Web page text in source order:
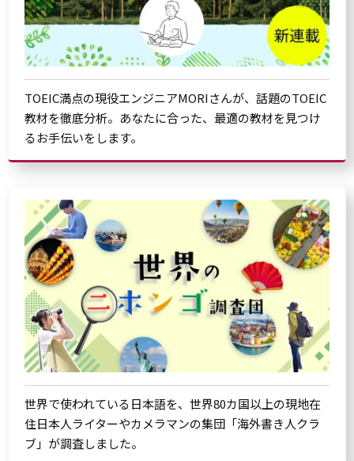
TOEIC満点の現役エンジニアMORIさんが、話題のTOEIC
教材を徹底分析。あなたに合った、最適の教材を見つけ
るお手伝いをします。
世界で使われている日本語を、世界80カ国以上の現地在
住日本人ライターやカメラマンの集団「海外書き人クラ
ブ」が調査しました。